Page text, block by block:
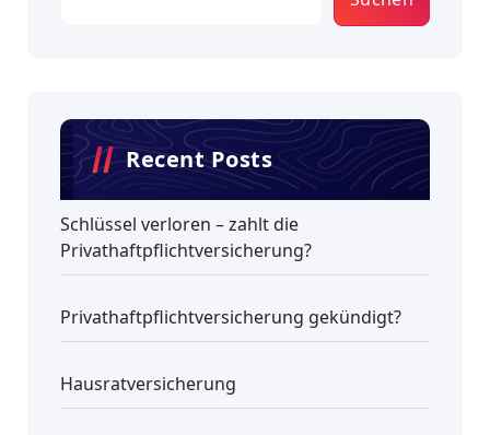
Recent Posts
Schlüssel verloren – zahlt die
Privathaftpflichtversicherung?
Privathaftpflichtversicherung gekündigt?
Hausratversicherung